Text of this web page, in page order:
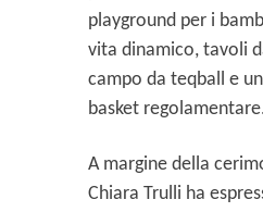
playground per i
vita dinamico, tavoli
campo da teqball e
basket
A margine della
Chiara Trulli ha